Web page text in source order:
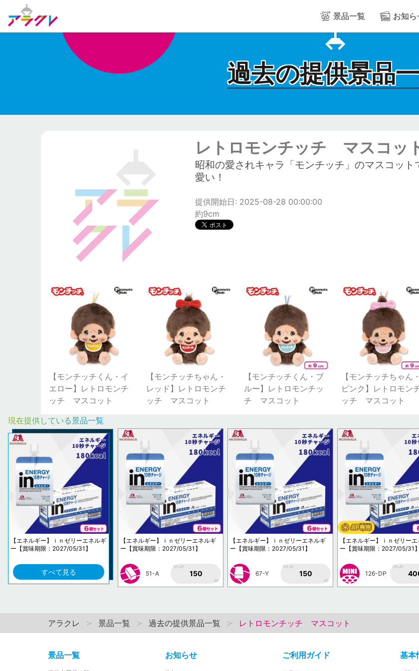
景品一覧 お知ら
過去の提供景品
レトロモンチッチ マスコッ
昭和の愛されキャラ「モンチッチ」のマスコッ
愛い！
提供開始日: 2025-08-28 00:00:00
約9cm
【モンチッチくん・イ
エロー】レトロモンチ
ッチ マスコット
【モンチッチちゃん・
レッド】レトロモンチ
ッチ マスコット
【モンチッチくん・ブ
ルー】レトロモンチッ
チ マスコット
【モンチッチちゃん・
ピンク】レトロモン
ッチ マスコット
現在提供している景品一覧
【エネルギー】ｉｎゼリーエネルギ
ー【賞味期限：2027/05/31】
すべて見る
【エネルギー】ｉｎゼリーエネルギ
ー【賞味期限：2027/05/31】
51-A
1PLAY
150
AP
【エネルギー】ｉｎゼリーエネルギ
ー【賞味期限：2027/05/31】
67-Y
1PLAY
150
AP
【エネルギー】ｉｎゼリー
ー【賞味期限：2027/05/31】
126-DP
1PLAY
アラクレ 景品一覧 過去の提供景品一覧 レトロモンチッチ マスコット
景品一覧 お知らせ ご利用ガイド 基本